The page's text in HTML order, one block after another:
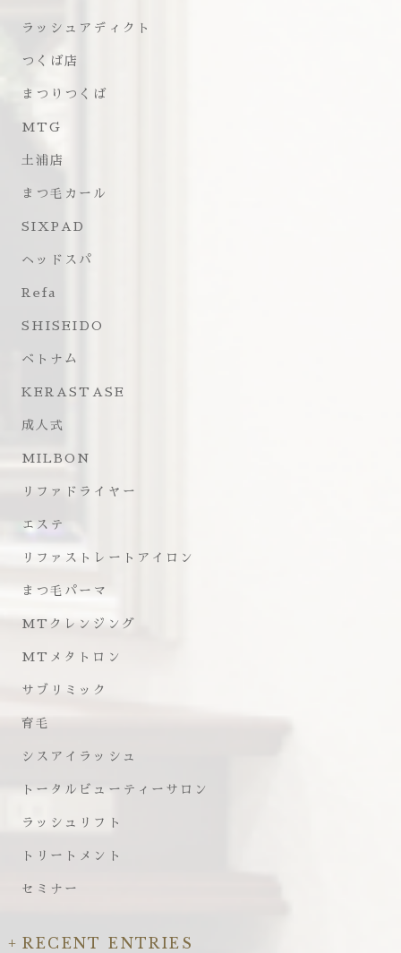
ラッシュアディクト
つくば店
まつりつくば
MTG
土浦店
まつ毛カール
SIXPAD
ヘッドスパ
Refa
SHISEIDO
ベトナム
KERASTASE
成人式
MILBON
リファドライヤー
エステ
リファストレートアイロン
まつ毛パーマ
MTクレンジング
MTメタトロン
サブリミック
育毛
シスアイラッシュ
トータルビューティーサロン
ラッシュリフト
トリートメント
セミナー
RECENT ENTRIES